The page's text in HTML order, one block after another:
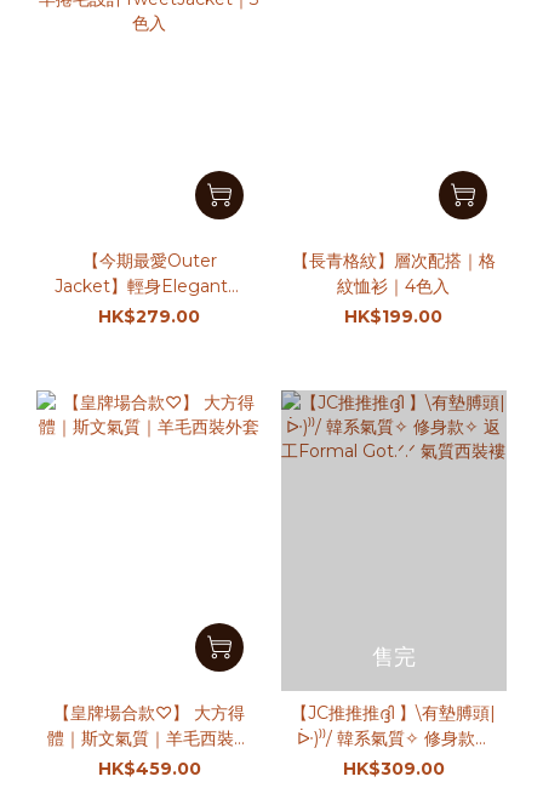
【今期最愛Outer
Jacket】輕身Elegant｜
軟熟羊捲毛設計
HK$279.00
【長青格紋】層次配搭｜格
紋恤衫｜4色入
HK$199.00
【皇牌場合款♡】 大方得
體｜斯文氣質｜羊毛西裝外
套
HK$459.00
售完
【JC推推推ദ്ദി 】\有墊膊頭|
ᐕ)⁾⁾/ 韓系氣質✧ 修身款✧
返工Formal Got.ᐟ.ᐟ 氣質
HK$309.00